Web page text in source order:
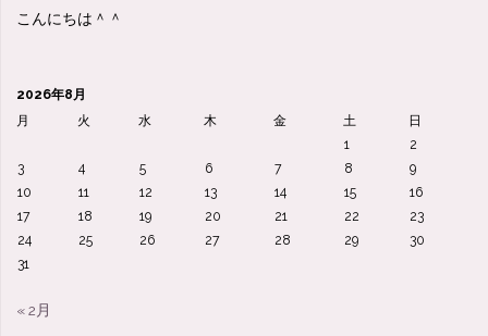
こんにちは＾＾
2026年8月
月
火 水 木 金 土
日
1
2
3
4 5 6 7 8
9
10
11 12 13 14 15
16
17
18 19 20 21 22
23
24
25 26 27 28 29
30
31
« 2月